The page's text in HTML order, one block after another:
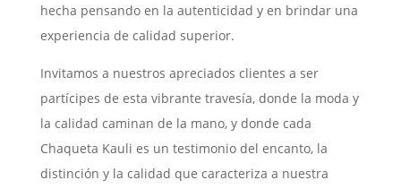
hecha pensando en la autenticidad y en brindar una
experiencia de calidad superior.
Invitamos a nuestros apreciados clientes a ser
partícipes de esta vibrante travesía, donde la moda y
la calidad caminan de la mano, y donde cada
Chaqueta Kauli es un testimonio del encanto, la
distinción y la calidad que caracteriza a nuestra